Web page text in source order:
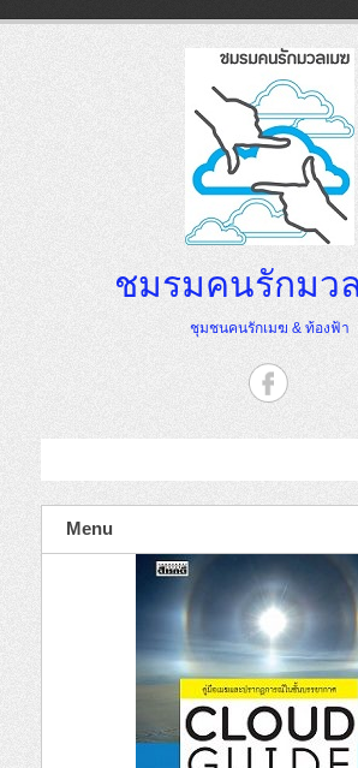
ชมรมคนรักมว
ชุมชนคนรักเมฆ & ท้องฟ้า
Menu